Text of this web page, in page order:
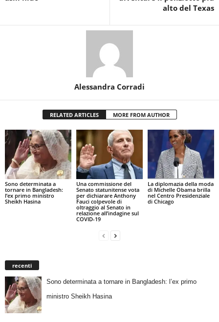
alto del Texas
Alessandra Corradi
RELATED ARTICLES MORE FROM AUTHOR
Sono determinata a
tornare in Bangladesh:
l’ex primo ministro
Sheikh Hasina
Una commissione del
Senato statunitense vota
per dichiarare Anthony
Fauci colpevole di
oltraggio al Senato in
relazione all’indagine sul
COVID-19
La diplomazia della moda
di Michelle Obama brilla
nel Centro Presidenziale
di Chicago
recenti
Sono determinata a tornare in Bangladesh: l’ex primo
ministro Sheikh Hasina